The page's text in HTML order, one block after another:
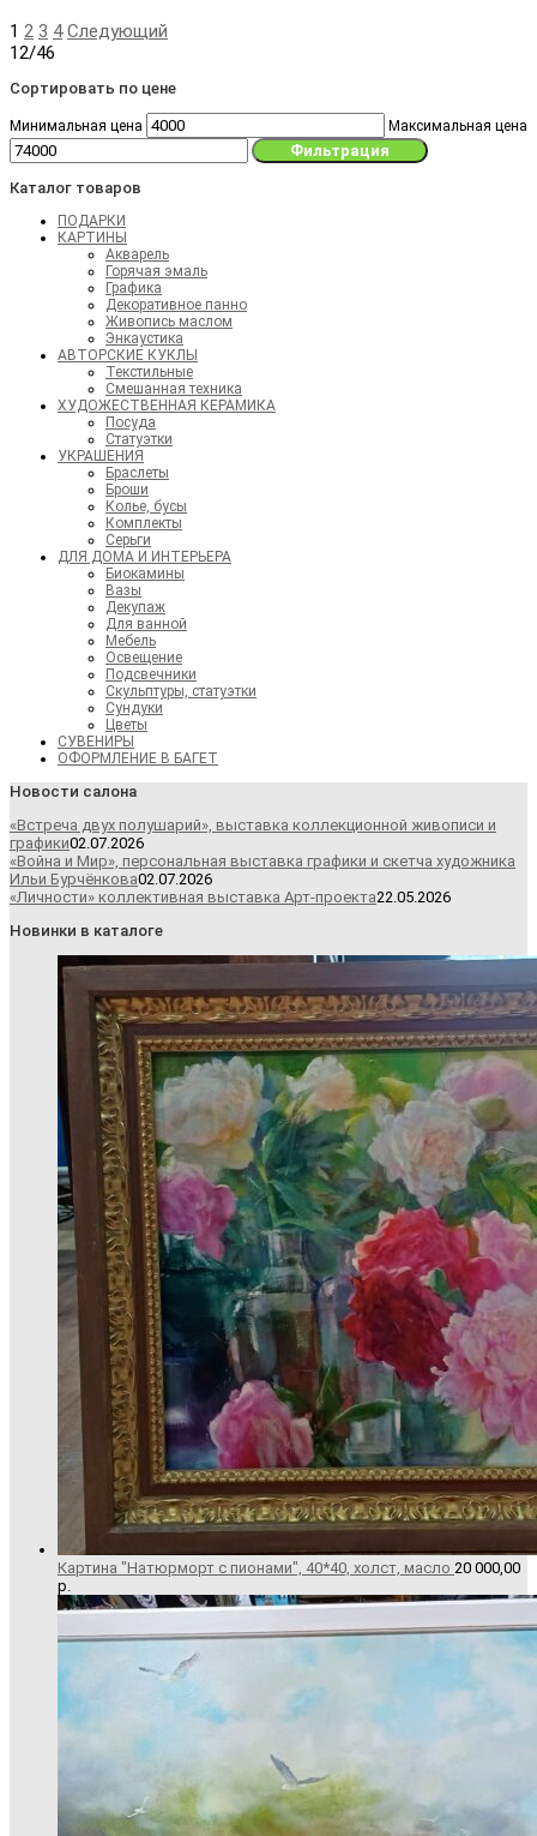
1 2 3 4 Следующий
12/46
Сортировать по цене
Минимальная цена Максимальная цена
Фильтрация
Каталог товаров
ПОДАРКИ
КАРТИНЫ
Акварель
Горячая эмаль
Графика
Декоративное панно
Живопись маслом
Энкаустика
АВТОРСКИЕ КУКЛЫ
Текстильные
Смешанная техника
ХУДОЖЕСТВЕННАЯ КЕРАМИКА
Посуда
Статуэтки
УКРАШЕНИЯ
Браслеты
Броши
Колье, бусы
Комплекты
Серьги
ДЛЯ ДОМА И ИНТЕРЬЕРА
Биокамины
Вазы
Декупаж
Для ванной
Мебель
Освещение
Подсвечники
Скульптуры, статуэтки
Сундуки
Цветы
СУВЕНИРЫ
ОФОРМЛЕНИЕ В БАГЕТ
Новости салона
«Встреча двух полушарий», выставка коллекционной живописи и
графики02.07.2026
«Война и Мир», персональная выставка графики и скетча художника
Ильи Бурчёнкова02.07.2026
«Личности» коллективная выставка Арт-проекта22.05.2026
Новинки в каталоге
Картина "Натюрморт с пионами", 40*40, холст, масло 20 000,00
р.